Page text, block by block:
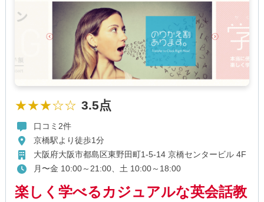
★★★☆☆ 3.5点
口コミ2件
京橋駅より徒歩1分
大阪府大阪市都島区東野田町1-5-14 京橋センタービル 4F
月〜金 10:00～21:00、土 10:00～18:00
楽しく学べるカジュアルな英会話教